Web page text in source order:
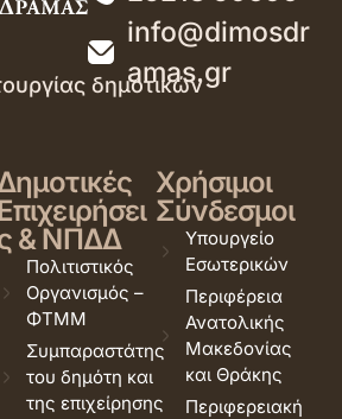
info@dimosdr
amas.gr
δημοτικών
& ΝΠΔΔ
Πολιτιστικός
Οργανισμός –
ΦΤΜΜ
Συμπαραστάτης
του δημότη και
της επιχείρησης
Χρήσιμοι
Σύνδεσμοι
Υπουργείο
Εσωτερικών
Περιφέρεια
Ανατολικής
Μακεδονίας
και Θράκης
Περιφερειακή